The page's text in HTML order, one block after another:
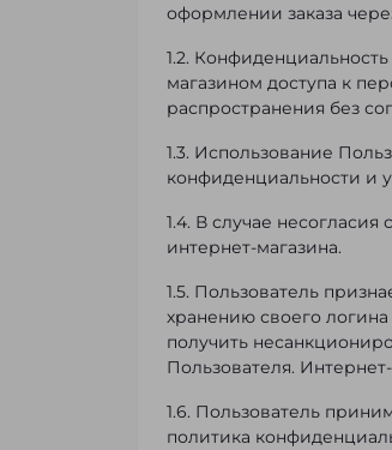
оформлении заказа
1.2.
магазином доступа к
распространения без
1.3. Использование
конфиденциальности и
1.4. В случае
интернет-магазина.
1.5. Пользователь
хранению своего
получить
Пользователя.
1.6. Пользователь
политика